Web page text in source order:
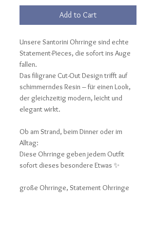
Add to Cart
Unsere Santorini Ohrringe sind echte
Statement-Pieces, die sofort ins Auge
fallen.
Das filigrane Cut-Out Design trifft auf
schimmerndes Resin – für einen Look,
der gleichzeitig modern, leicht und
elegant wirkt.
Ob am Strand, beim Dinner oder im
Alltag:
Diese Ohrringe geben jedem Outfit
sofort dieses besondere Etwas ✨
große Ohrringe, Statement Ohrringe